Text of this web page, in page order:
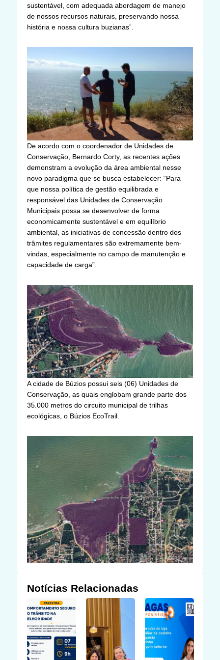
sustentável, com adequada abordagem de manejo
de nossos recursos naturais, preservando nossa
história e nossa cultura buzianas”.
De acordo com o coordenador de Unidades de
Conservação, Bernardo Corty, as recentes ações
demonstram a evolução da área ambiental nesse
novo paradigma que se busca estabelecer: “Para
que nossa política de gestão equilibrada e
responsável das Unidades de Conservação
Municipais possa se desenvolver de forma
economicamente sustentável e em equilíbrio
ambiental, as iniciativas de concessão dentro dos
trâmites regulamentares são extremamente bem-
vindas, especialmente no campo de manutenção e
capacidade de carga”.
A cidade de Búzios possui seis (06) Unidades de
Conservação, as quais englobam grande parte dos
35.000 metros do circuito municipal de trilhas
ecológicas, o Búzios EcoTrail.
Notícias Relacionadas